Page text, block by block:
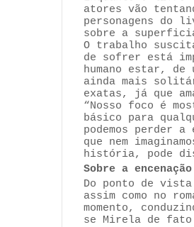
atores vão
personagens do
sobre a
O trabalho
de sofrer está
humano estar,
ainda mais
exatas, já que
“Nosso foco é
básico para
podemos perder
que nem
história, pode
Sobre a encenação
Do ponto de
assim como no
momento,
se Mirela de fato